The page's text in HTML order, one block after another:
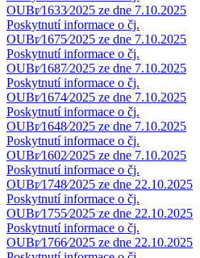
OUBr⁄1633⁄2025 ze dne 7.10.2025
Poskytnutí informace o čj.
OUBr⁄1675⁄2025 ze dne 7.10.2025
Poskytnutí informace o čj.
OUBr⁄1687⁄2025 ze dne 7.10.2025
Poskytnutí informace o čj.
OUBr⁄1674⁄2025 ze dne 7.10.2025
Poskytnutí informace o čj.
OUBr⁄1648⁄2025 ze dne 7.10.2025
Poskytnutí informace o čj.
OUBr⁄1602⁄2025 ze dne 7.10.2025
Poskytnutí informace o čj.
OUBr⁄1748⁄2025 ze dne 22.10.2025
Poskytnutí informace o čj.
OUBr⁄1755⁄2025 ze dne 22.10.2025
Poskytnutí informace o čj.
OUBr⁄1766⁄2025 ze dne 22.10.2025